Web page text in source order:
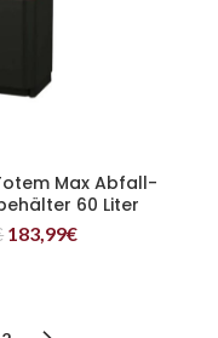
Totem Max Abfall-
60 Liter
183,99€